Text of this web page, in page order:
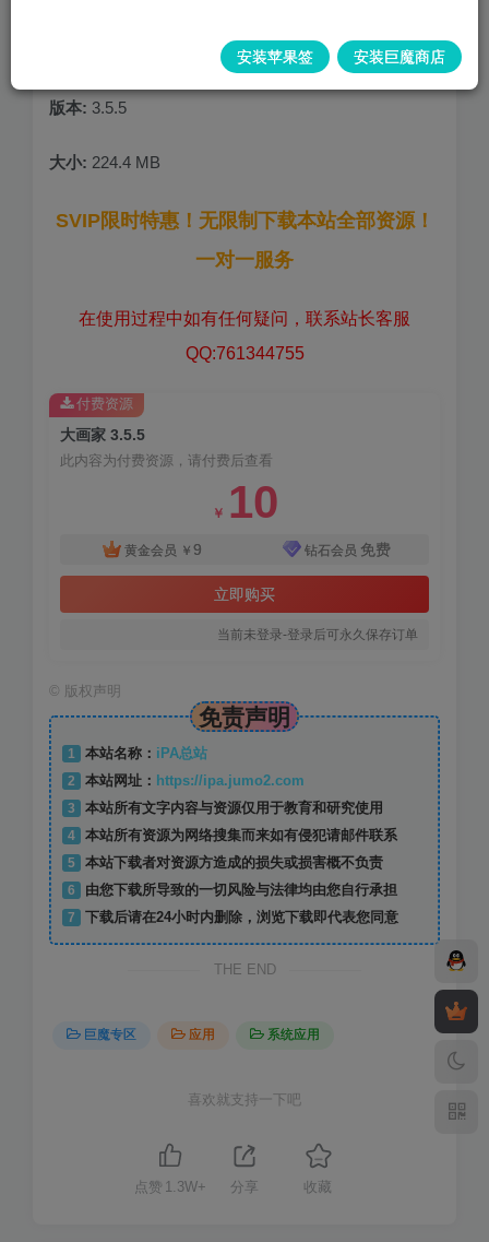
软件介绍：Al文字图片生成，非常好用的Ai工具！
版本: 3.5.5
大小: 224.4 MB
SVIP限时特惠！无限制下载本站全部资源！
一对一服务
在使用过程中如有任何疑问，联系站长客服
QQ:761344755
大画家 3.5.5
此内容为付费资源，请付费后查看
￥ 10
黄金会员 ￥ 9 钻石会员 免费
立即购买
当前未登录-登录后可永久保存订单
付费资源
© 版权声明
免责声明
1 本站名称： iPA总站
2
本站网址： https://ipa.jumo2.com
3
本站所有文字内容与资源仅用于教育和研究使用
4
本站所有资源为网络搜集而来如有侵犯请邮件联系
5
本站下载者对资源方造成的损失或损害概不负责
6
由您下载所导致的一切风险与法律均由您自行承担
7
下载后请在24小时内删除，浏览下载即代表您同意
THE END
巨魔专区 应用 系统应用
喜欢就支持一下吧
点赞 1.3W+ 分享 收藏
安装苹果签 安装巨魔商店